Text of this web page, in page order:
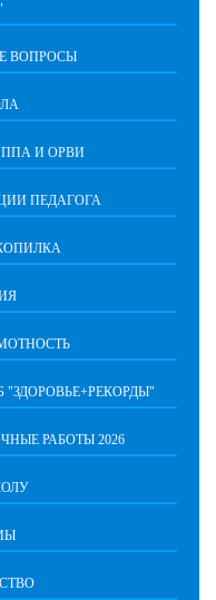
ВОПРОСЫ
И ОРВИ
ПЕДАГОГА
РАБОТЫ 2026